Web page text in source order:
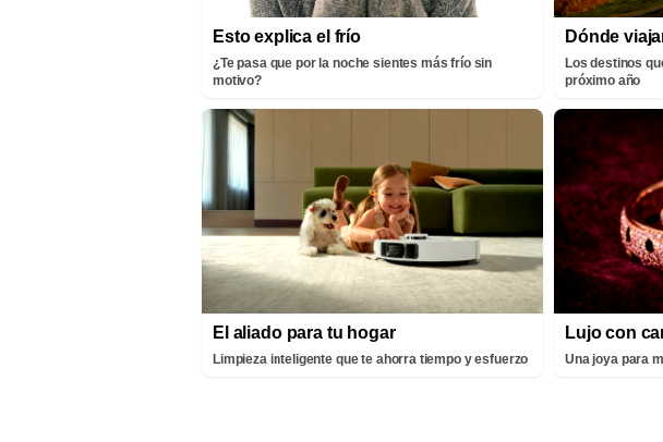
Esto explica el frío
¿Te pasa que por la noche sientes más frío sin
motivo?
Dónde
Los destinos
próximo año
El aliado para tu hogar
Limpieza inteligente que te ahorra tiempo y esfuerzo
Lujo con
Una joya para